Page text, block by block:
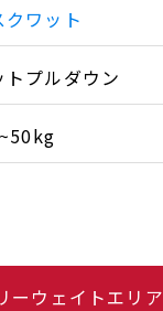
ワット
プルダウン
ーウェイトエリア